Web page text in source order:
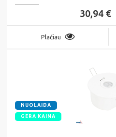
30,94 €
Plačiau
NUOLAIDA
GERA KAINA